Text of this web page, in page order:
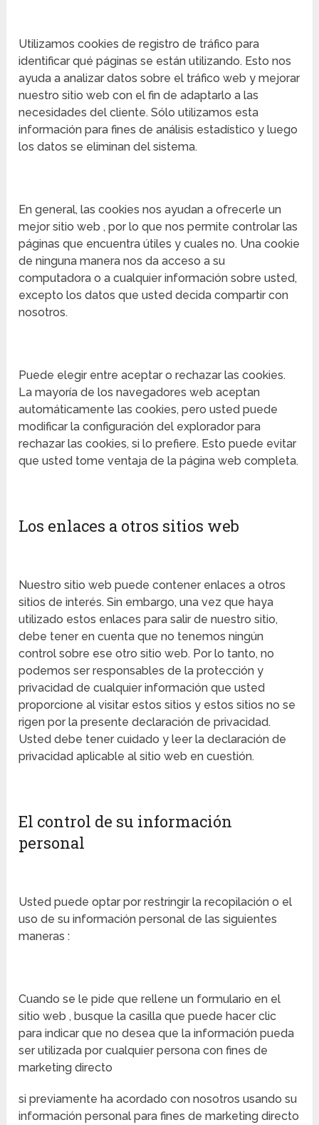
Utilizamos cookies de registro de tráfico para
identificar qué páginas se están utilizando. Esto nos
ayuda a analizar datos sobre el tráfico web y mejorar
nuestro sitio web con el fin de adaptarlo a las
necesidades del cliente. Sólo utilizamos esta
información para fines de análisis estadístico y luego
los datos se eliminan del sistema.
En general, las cookies nos ayudan a ofrecerle un
mejor sitio web , por lo que nos permite controlar las
páginas que encuentra útiles y cuales no. Una cookie
de ninguna manera nos da acceso a su
computadora o a cualquier información sobre usted,
excepto los datos que usted decida compartir con
nosotros.
Puede elegir entre aceptar o rechazar las cookies.
La mayoría de los navegadores web aceptan
automáticamente las cookies, pero usted puede
modificar la configuración del explorador para
rechazar las cookies, si lo prefiere. Esto puede evitar
que usted tome ventaja de la página web completa.
Los enlaces a otros sitios web
Nuestro sitio web puede contener enlaces a otros
sitios de interés. Sin embargo, una vez que haya
utilizado estos enlaces para salir de nuestro sitio,
debe tener en cuenta que no tenemos ningún
control sobre ese otro sitio web. Por lo tanto, no
podemos ser responsables de la protección y
privacidad de cualquier información que usted
proporcione al visitar estos sitios y estos sitios no se
rigen por la presente declaración de privacidad.
Usted debe tener cuidado y leer la declaración de
privacidad aplicable al sitio web en cuestión.
El control de su información
personal
Usted puede optar por restringir la recopilación o el
uso de su información personal de las siguientes
maneras :
Cuando se le pide que rellene un formulario en el
sitio web , busque la casilla que puede hacer clic
para indicar que no desea que la información pueda
ser utilizada por cualquier persona con fines de
marketing directo
si previamente ha acordado con nosotros usando su
información personal para fines de marketing directo